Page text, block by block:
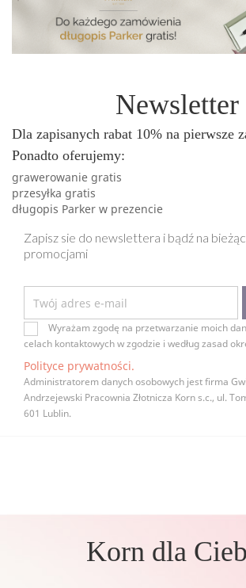
Newsletter
Dla zapisanych rabat 10% na pierwsze
Ponadto oferujemy:
grawerowanie gratis
przesyłka gratis
długopis Parker w prezencie
Zapisz sie do newslettera i bądź na
promocjami
Wyrażam zgodę na przetwarzanie moich
celach kontaktowych w zgodzie i według zasad
Polityce prywatności.
Administratorem danych osobowych jest firma
Andrzejewski Pracownia Złotnicza Korn s.c., ul.
601 Lublin.
Korn dla